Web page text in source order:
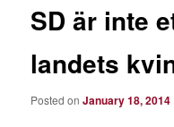
SD är inte
landets
Posted onJanuary 18, 2014